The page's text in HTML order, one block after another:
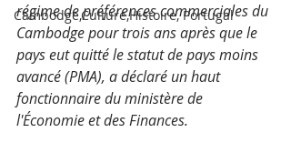
Cambodge,Culture,Histoire, Portugal
régime de préférences commerciales du
Cambodge pour trois ans après que le
pays eut quitté le statut de pays moins
avancé (PMA), a déclaré un haut
fonctionnaire du ministère de
l'Économie et des Finances.